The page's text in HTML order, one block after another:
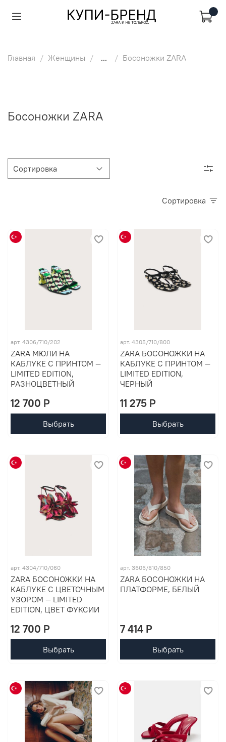
Главная Женщины ... Босоножки ZARA
Босоножки ZARA
Сортировка
арт. 4306/710/202
ZARA МЮЛИ НА
КАБЛУКЕ С ПРИНТОМ —
LIMITED EDITION,
РАЗНОЦВЕТНЫЙ
12 700 P
Выбрать
арт. 4305/710/800
ZARA БОСОНОЖКИ НА
КАБЛУКЕ С ПРИНТОМ —
LIMITED EDITION,
ЧЕРНЫЙ
11 275 P
Выбрать
арт. 4304/710/060
ZARA БОСОНОЖКИ НА
КАБЛУКЕ С ЦВЕТОЧНЫМ
УЗОРОМ — LIMITED
EDITION, ЦВЕТ ФУКСИИ
12 700 P
Выбрать
арт. 3606/810/850
ZARA БОСОНОЖКИ НА
ПЛАТФОРМЕ, БЕЛЫЙ
7 414 P
Выбрать